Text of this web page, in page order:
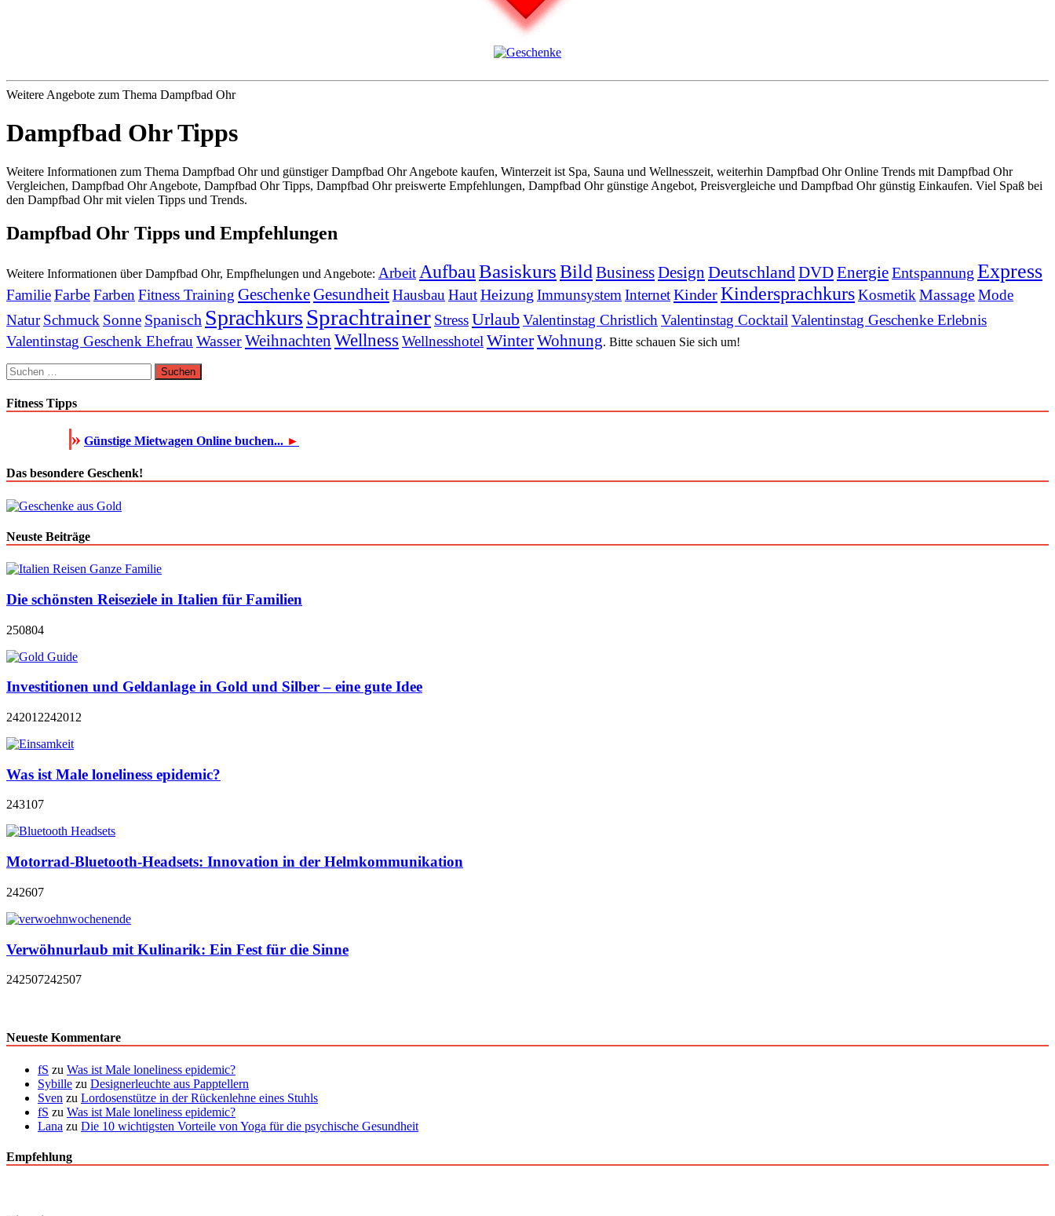
Weitere Angebote zum Thema Dampfbad Ohr
Dampfbad Ohr Tipps
Weitere Informationen zum Thema Dampfbad Ohr und günstiger Dampfbad Ohr Angebote kaufen, Winterzeit ist Spa, Sauna und Wellnesszeit, weiterhin Dampfbad Ohr Online Trends mit Dampfbad Ohr
Vergleichen, Dampfbad Ohr Angebote, Dampfbad Ohr Tipps, Dampfbad Ohr preiswerte Empfehlungen, Dampfbad Ohr günstige Angebot, Preisvergleiche und Dampfbad Ohr günstig Einkaufen. Viel Spaß bei
den Dampfbad Ohr mit vielen Tipps und Trends.
Dampfbad Ohr Tipps und Empfehlungen
Weitere Informationen über Dampfbad Ohr, Empfhelungen und Angebote: Arbeit AufbauBasiskursBild BusinessDesign Deutschland DVDEnergieEntspannung Express
FamilieFarbeFarben Fitness Training GeschenkeGesundheitHausbau HautHeizung Immunsystem InternetKinderKindersprachkursKosmetik MassageMode
Natur Schmuck Sonne Spanisch Sprachkurs Sprachtrainer StressUrlaubValentinstag Christlich Valentinstag Cocktail Valentinstag Geschenke Erlebnis
Valentinstag Geschenk Ehefrau WasserWeihnachten Wellness Wellnesshotel WinterWohnung. Bitte schauen Sie sich um!
Suchen
nach:
Fitness Tipps
» Günstige Mietwagen Online buchen... ►
Das besondere Geschenk!
Neuste Beiträge
Die schönsten Reiseziele in Italien für Familien
250804
Investitionen und Geldanlage in Gold und Silber – eine gute Idee
242012242012
Was ist Male loneliness epidemic?
243107
Motorrad-Bluetooth-Headsets: Innovation in der Helmkommunikation
242607
Verwöhnurlaub mit Kulinarik: Ein Fest für die Sinne
242507242507
Neueste Kommentare
fS zu Was ist Male loneliness epidemic?
Sybille zu Designerleuchte aus Papptellern
Sven zu Lordosenstütze in der Rückenlehne eines Stuhls
fS zu Was ist Male loneliness epidemic?
Lana zu Die 10 wichtigsten Vorteile von Yoga für die psychische Gesundheit
Empfehlung